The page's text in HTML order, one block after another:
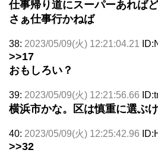
仕事帰り道にスーパーあれば
さぁ仕事行かねば
38: 2023/05/09(火) 12:21:04.21
>>17
おもしろい？
39: 2023/05/09(火) 12:21:56.66
横浜市かな。区は慎重に選ぶ
40: 2023/05/09(火) 12:25:42.96
>>32